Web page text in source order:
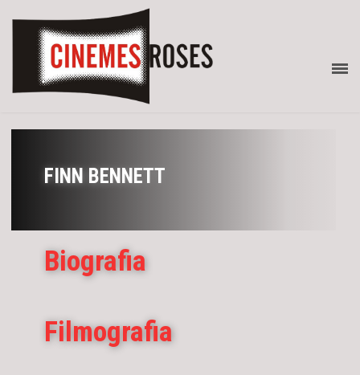
FINN BENNETT
Biografia
Filmografia